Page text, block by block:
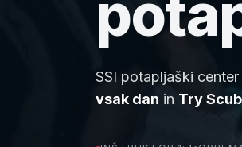
SSI potapljaški center
vsak dan in Try